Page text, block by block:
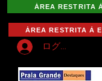
ÁREA RESTRITA
ÁREA RESTRITA À
ログイン